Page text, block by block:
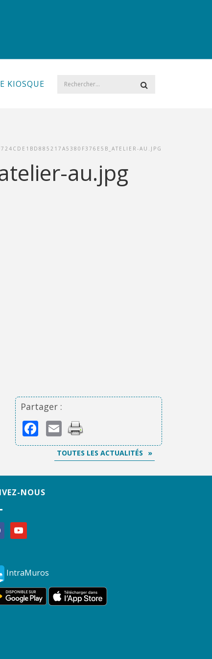
KIOSQUE
AU.JPG
au.jpg
Partager :
Facebook
Email
TOUTES LES ACTUALITÉS
NOUS
youtube
IntraMuros